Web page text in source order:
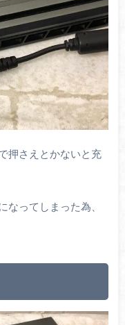
押さえとかないと充
なってしまった為、